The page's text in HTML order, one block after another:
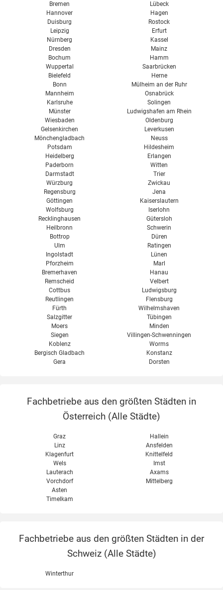
Bremen
Hannover
Duisburg
Leipzig
Nürnberg
Dresden
Bochum
Wuppertal
Bielefeld
Bonn
Mannheim
Karlsruhe
Münster
Wiesbaden
Gelsenkirchen
Mönchengladbach
Lübeck
Hagen
Rostock
Erfurt
Kassel
Mainz
Hamm
Saarbrücken
Herne
Mülheim an der Ruhr
Osnabrück
Solingen
Ludwigshafen am Rhein
Oldenburg
Leverkusen
Neuss
Potsdam
Heidelberg
Paderborn
Darmstadt
Würzburg
Regensburg
Göttingen
Wolfsburg
Recklinghausen
Heilbronn
Bottrop
Ulm
Ingolstadt
Pforzheim
Bremerhaven
Remscheid
Cottbus
Reutlingen
Fürth
Salzgitter
Moers
Siegen
Koblenz
Bergisch Gladbach
Gera
Hildesheim
Erlangen
Witten
Trier
Zwickau
Jena
Kaiserslautern
Iserlohn
Gütersloh
Schwerin
Düren
Ratingen
Lünen
Marl
Hanau
Velbert
Ludwigsburg
Flensburg
Wilhelmshaven
Tübingen
Minden
Villingen-Schwenningen
Worms
Konstanz
Dorsten
Fachbetriebe aus den größten Städten in
Österreich (Alle Städte)
Graz
Linz
Klagenfurt
Wels
Hallein
Ansfelden
Knittelfeld
Imst
Lauterach
Vorchdorf
Asten
Timelkam
Axams
Mittelberg
Fachbetriebe aus den größten Städten in der
Schweiz (Alle Städte)
Winterthur